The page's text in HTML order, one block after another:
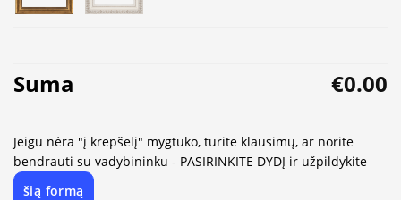
Suma €0.00
Jeigu nėra "į krepšelį" mygtuko, turite klausimų, ar norite
bendrauti su vadybininku - PASIRINKITE DYDĮ ir užpildykite
šią formą